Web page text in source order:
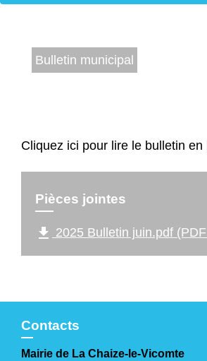
Bulletin municipal
Cliquez ici pour lire le bulletin en
Pièces jointes
file_download 2025 Bulletin juin.pdf
Contacts
Mairie de La Chaize-le-Vicomte